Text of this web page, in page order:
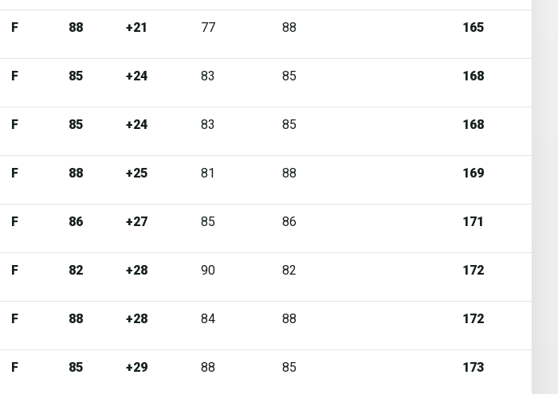
F 88 +21 77 88 165
F 85 +24 83 85 168
F 85 +24 83 85 168
F 88 +25 81 88 169
F 86 +27 85 86 171
F 82 +28 90 82 172
F 88 +28 84 88 172
F 85 +29 88 85 173